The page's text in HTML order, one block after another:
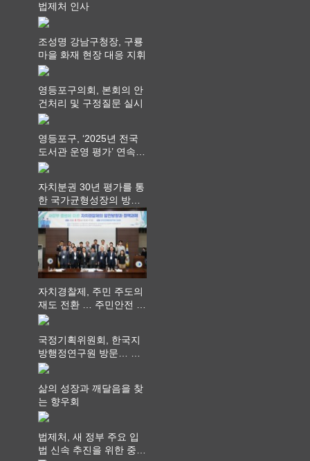
법제처 인사
조성명 강남구청장, 구룡
마을 화재 현장 대응 지휘
영등포구의회, 본회의 안
건처리 및 구정질문 실시
영등포구, ‘2025년 전국
도서관 운영 평가’ 연속
최고 영예 장관상에서 ‘대
자치분권 30년 평가를 통
한 국가균형성장의 방향
과 과제 논의
자치경찰제, 주민 주도의
재도 전환 … 주민안전 치
안서비스가 최우선 되어
국정기획위원회, 한국지
방행정연구원 방문… 국
가균형성장 논의
삶의 성장과 깨달음을 찾
는 향우회
법제처, 새 정부 주요 입
법 신속 추진을 위한 중앙